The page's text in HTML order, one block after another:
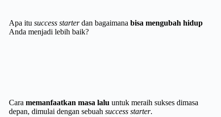
Apa itu success starterdan bagaimana bisa mengubah hidup
Anda menjadi lebih baik?
Cara memanfaatkan masa lalu untuk meraih sukses dimasa
depan, dimulai dengan sebuah success starter.